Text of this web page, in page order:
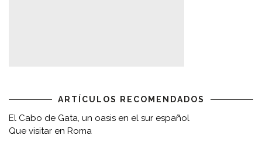
ARTÍCULOS RECOMENDADOS
El Cabo de Gata, un oasis en el sur español
Que visitar en Roma